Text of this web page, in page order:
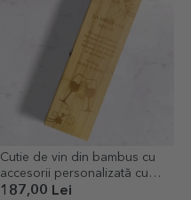
Cutie de vin din bambus cu
accesorii personalizată cu
mesaj - Urare de ziua ta
187,00 Lei